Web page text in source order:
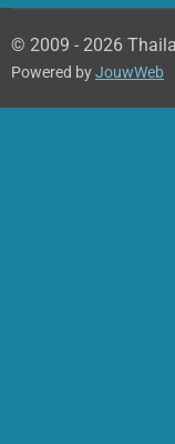
© 2009 - 2026
Powered byJouwWeb